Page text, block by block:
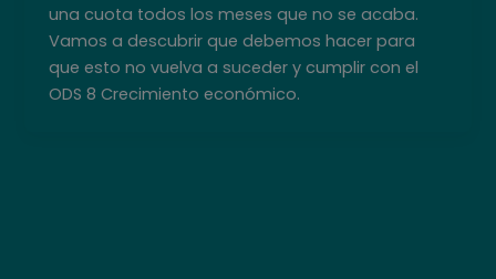
una cuota todos los meses que no se acaba.
Vamos a descubrir que debemos hacer para
que esto no vuelva a suceder y cumplir con el
ODS 8 Crecimiento económico.